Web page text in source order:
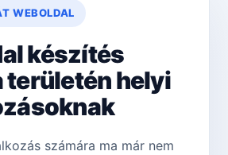
WEBOLDAL
készítés
területén helyi
számára ma már nem